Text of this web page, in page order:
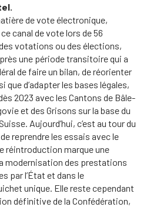
de vote électronique,
canal de vote lors de 56
votations ou des élections,
une période transitoire qui a
de faire un bilan, de réorienter
que d’adapter les bases légales,
2023 avec les Cantons de Bâle-
et des Grisons sur la base du
Aujourd’hui, c’est au tour du
reprendre les essais avec le
réintroduction marque une
modernisation des prestations
par l’État et dans le
unique. Elle reste cependant
définitive de la Confédération,